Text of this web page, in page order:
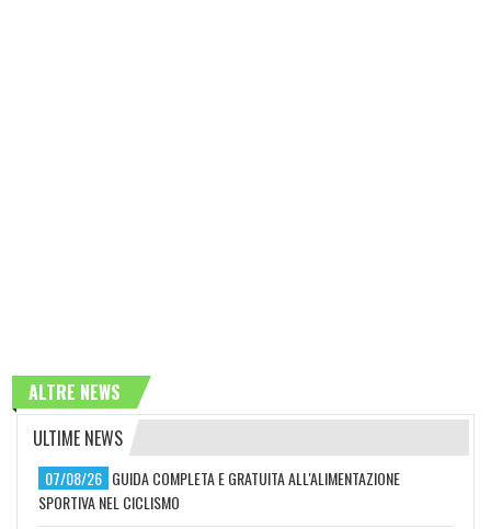
ALTRE NEWS
ULTIME NEWS
07/08/26 GUIDA COMPLETA E GRATUITA ALL'ALIMENTAZIONE
SPORTIVA NEL CICLISMO